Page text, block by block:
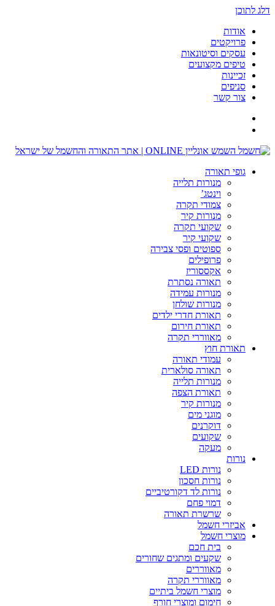
דלג לתוכן
אודות
פרויקטים
עסקים וסיטונאות
טיפים מקצועים
זכיינות
סניפים
צור קשר
גופי תאורה
מנורות תלייה
וינטג’
צמודי תקרה
מנורות קיר
שקועי תקרה
שקועי קיר
ספוטים ופסי צבירה
פרופילים
אקססוריז
תאורה נסתרת
מנורות עמידה
מנורות שולחן
תאורת חדרי ילדים
תאורת חירום
מאווררי תקרה
תאורת חוץ
עמודי תאורה
תאורה סולארית
מנורות תלייה
תאורת הצפה
מנורות קיר
מוגני מים
דוקרנים
שקועים
מעקה
נורות
נורות LED
נורות חסכון
נורות לד דקורטיביים
דמוי פחם
שרשרת תאורה
אביזרי חשמל
מוצרי חשמל
בית חכם
שקעים ומתגים שחורים
מאווררים
מאווררי תקרה
מוצרי חשמל ביתיים
חימום ומוצרי חורף